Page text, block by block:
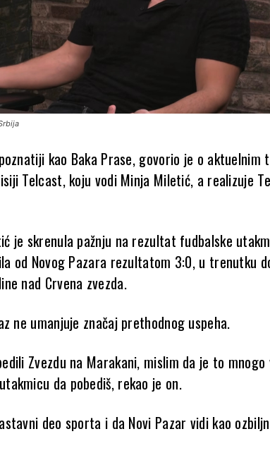
kao Baka Prase, govorio je o aktuelnim
Telcast, koju vodi Minja Miletić, a realizuje
je skrenula pažnju na rezultat fudbalske
od Novog Pazara rezultatom 3:0, u trenutku
nad Crvena zvezda.
ne umanjuje značaj prethodnog uspeha.
Zvezdu na Marakani, mislim da je to mnogo
da pobediš, rekao je on.
deo sporta i da Novi Pazar vidi kao